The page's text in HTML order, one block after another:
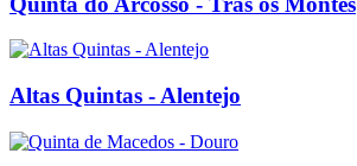
Altas Quintas - Alentejo